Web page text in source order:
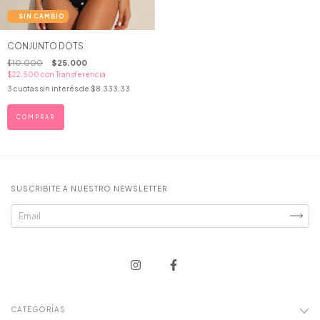
CONJUNTO DOTS
$10.000 $25.000
$22.500 con Transferencia
3 cuotas sin interés de $8.333,33
COMPRAR
SUSCRIBITE A NUESTRO NEWSLETTER
CATEGORÍAS